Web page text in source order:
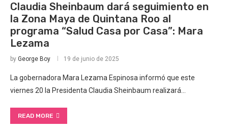
Claudia Sheinbaum dará seguimiento en
la Zona Maya de Quintana Roo al
programa “Salud Casa por Casa”: Mara
Lezama
by George Boy 19 de junio de 2025
La gobernadora Mara Lezama Espinosa informó que este
viernes 20 la Presidenta Claudia Sheinbaum realizará…
READ MORE